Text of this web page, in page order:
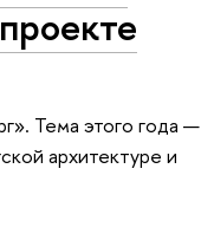
Тема этого года —
архитектуре и